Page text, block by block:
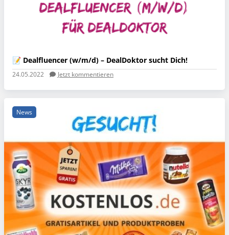
📝 Dealfluencer (w/m/d) – DealDoktor sucht Dich!
24.05.2022 Jetzt kommentieren
News